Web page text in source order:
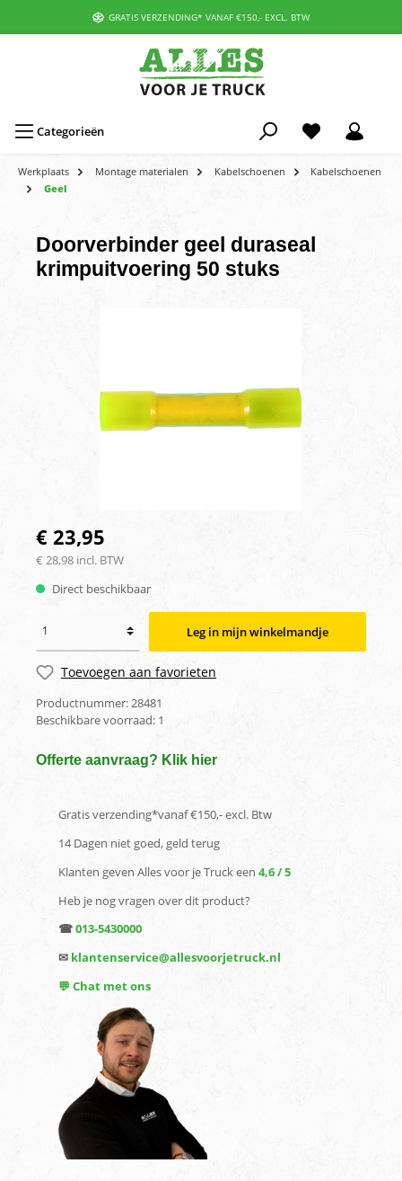
GRATIS VERZENDING* VANAF €150,- EXCL. BTW
Categorieën
Werkplaats Montage materialen Kabelschoenen
Kabelschoenen
Geel
Doorverbinder geel duraseal
krimpuitvoering 50 stuks
€ 23,95
€ 28,98 incl. BTW
Direct beschikbaar
Leg in mijn winkelmandje
Toevoegen aan favorieten
Productnummer:28481
Beschikbare voorraad: 1
Offerte aanvraag? Klik hier
Gratis verzending*vanaf €150,- excl. Btw
14 Dagen niet goed, geld terug
Klanten geven Alles voor je Truck een 4,6 / 5
Heb je nog vragen over dit product?
☎013-5430000
✉ klantenservice@allesvoorjetruck.nl
💬 Chat met ons